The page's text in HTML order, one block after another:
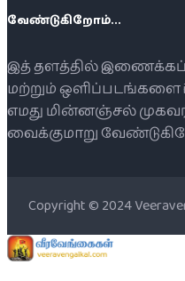
வேண்டுகிறோம்...
இத் தளத்தில்
மற்றும் ஒளிப்படங்களை
எமது மின்னஞ்சல்
வைக்குமாறு
Copyright © 2024